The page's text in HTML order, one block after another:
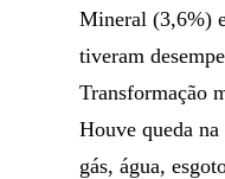
Mineral (3,6%)
tiveram
Transformação
Houve queda
gás, água,